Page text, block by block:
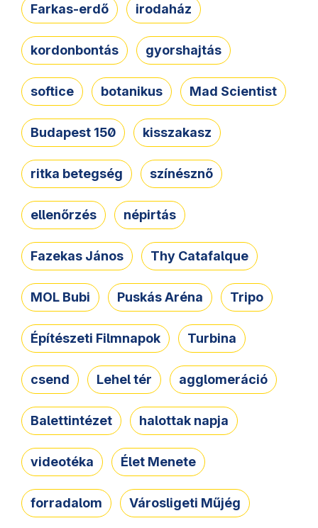
Farkas-erdő irodaház
kordonbontás gyorshajtás
softice botanikus Mad Scientist
Budapest 150 kisszakasz
ritka betegség színésznő
ellenőrzés népirtás
Fazekas János Thy Catafalque
MOL Bubi Puskás Aréna Tripo
Építészeti Filmnapok Turbina
csend Lehel tér agglomeráció
Balettintézet halottak napja
videotéka Élet Menete
forradalom Városligeti Műjég